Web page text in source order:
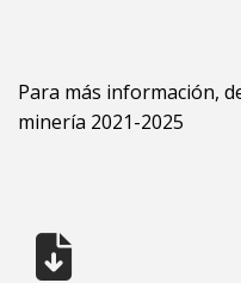
Para más información,
minería 2021-2025